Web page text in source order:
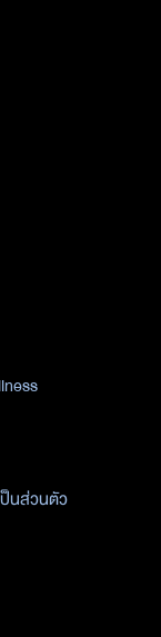
นส่วนตัว